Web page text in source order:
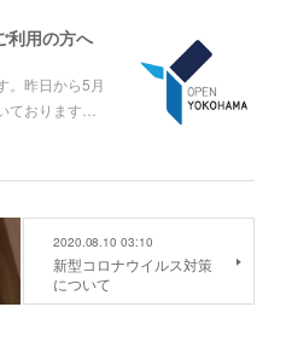
利用の方へ
。昨日から5月
ております…
2020.08.10 03:10
新型コロナウイルス対策
について